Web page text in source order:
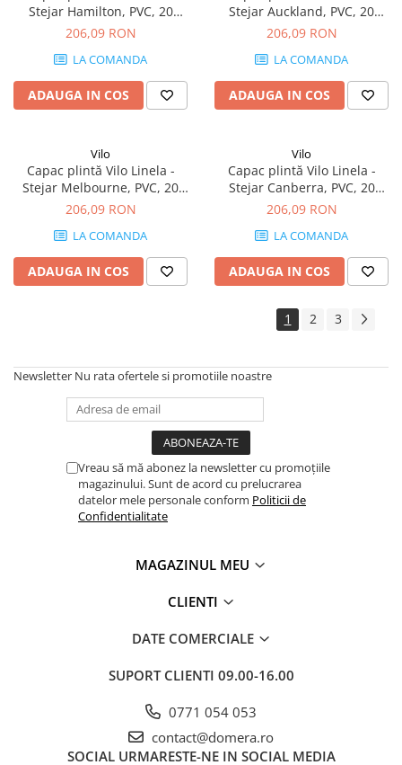
Stejar Hamilton, PVC, 20
buc/cutie, compatibil plintă
206,09 RON
LA COMANDA
ADAUGA IN COS
Stejar Auckland, PVC, 20
buc/cutie, compatibil plintă
206,09 RON
LA COMANDA
ADAUGA IN COS
Vilo
Capac plintă Vilo Linela -
Stejar Melbourne, PVC, 20
buc/cutie, compatibil plintă
206,09 RON
LA COMANDA
ADAUGA IN COS
Vilo
Capac plintă Vilo Linela -
Stejar Canberra, PVC, 20
buc/cutie, compatibil plintă
206,09 RON
LA COMANDA
ADAUGA IN COS
1 2 3
Newsletter Nu rata ofertele si promotiile noastre
Vreau să mă abonez la newsletter cu promoțiile
magazinului. Sunt de acord cu prelucrarea
datelor mele personale conform Politicii de
Confidentialitate
MAGAZINUL MEU
CLIENTI
DATE COMERCIALE
SUPORT CLIENTI 09.00-16.00
0771 054 053
contact@domera.ro
SOCIAL URMARESTE-NE IN SOCIAL MEDIA